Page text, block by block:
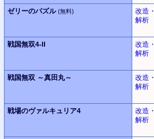
ゼリーのパズル (無料)
改造・
解析
戦国無双4-II
改造・
解析
戦国無双 ～真田丸～
改造・
解析
戦場のヴァルキュリア4
改造・
解析